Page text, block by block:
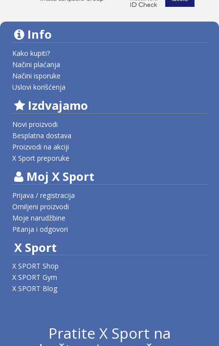
Info
Kako kupiti?
Načini plaćanja
Načini isporuke
Uslovi korišćenja
Izdvajamo
Novi proizvodi
Besplatna dostava
Proizvodi na akciji
X Sport preporuke
Moj X Sport
Prijava / registracija
Omiljeni proizvodi
Moje narudžbine
Pitanja i odgovori
X Sport
X SPORT Shop
X SPORT Gym
X SPORT Blog
Pratite X Sport na